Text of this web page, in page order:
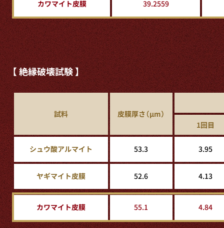
カワマイト皮膜 39.2559
【 絶縁破壊試験 】
試料
皮膜厚さ（μm）
1回目
シュウ酸アルマイト 53.3 3.95
ヤギマイト皮膜 52.6 4.13
カワマイト皮膜 55.1 4.84